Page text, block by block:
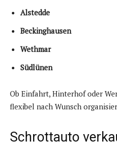
Alstedde
Beckinghausen
Wethmar
Südlünen
Ob Einfahrt, Hinterhof oder
flexibel nach Wunsch
Schrottauto